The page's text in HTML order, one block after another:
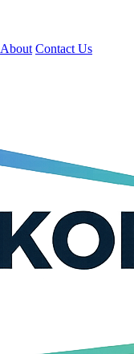
About Contact Us